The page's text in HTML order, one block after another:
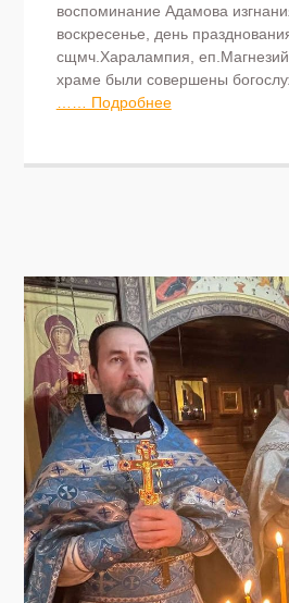
воспоминание Адамова
воскресенье, день
сщмч.Харалампия,
храме были совершены
…… Подробнее